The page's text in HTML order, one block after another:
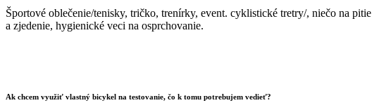
Športové oblečenie/tenisky, tričko, trenírky, event. cyklistické tretry/, niečo na pitie
a zjedenie, hygienické veci na osprchovanie.
Ak chcem využiť vlastný bicykel na testovanie, čo k tomu potrebujem vedieť?